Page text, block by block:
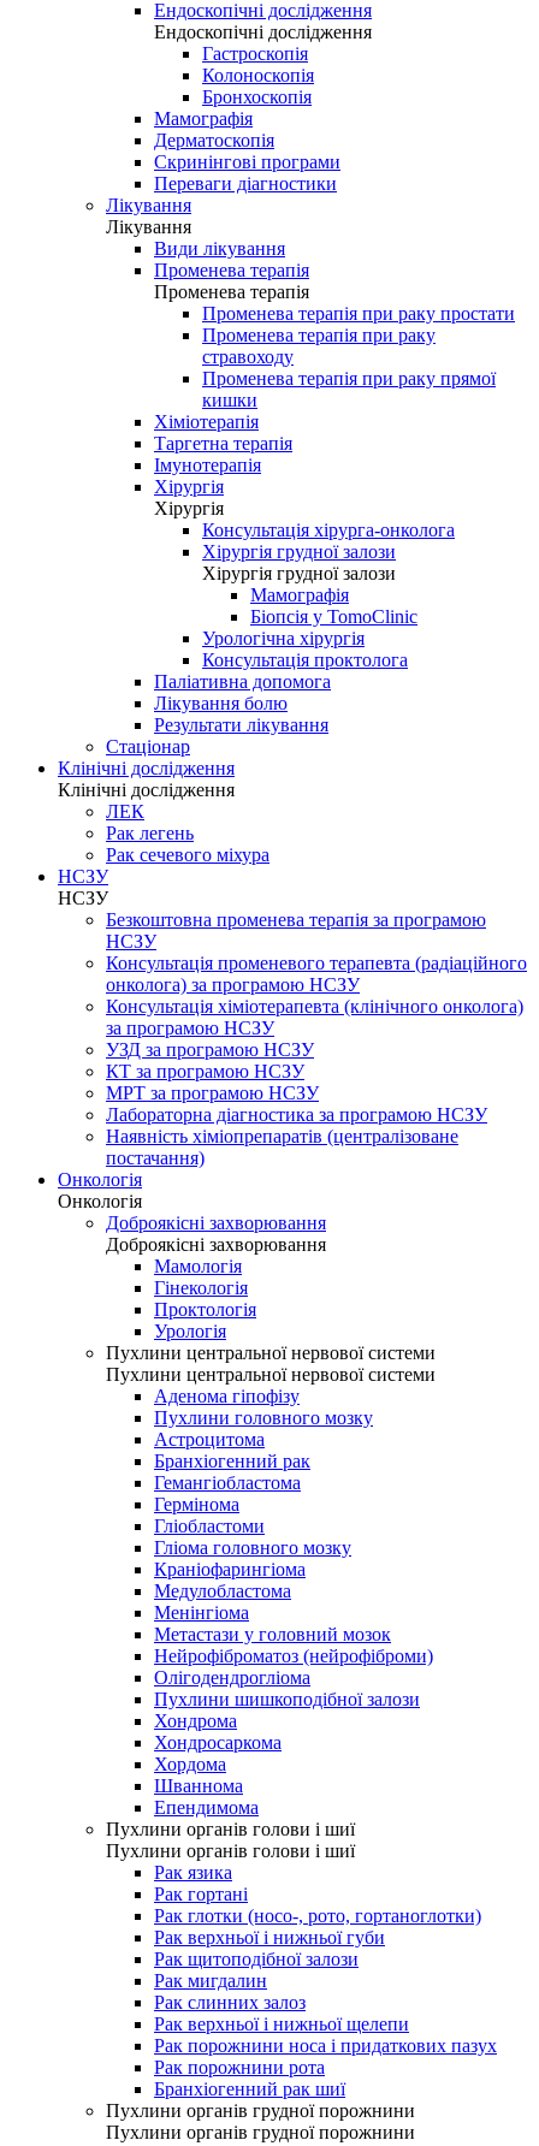
Ендоскопічні дослідження
Ендоскопічні дослідження
Гастроскопія
Колоноскопія
Бронхоскопія
Мамографія
Дерматоскопія
Скринінгові програми
Переваги діагностики
Лікування
Лікування
Види лікування
Променева терапія
Променева терапія
Променева терапія при раку простати
Променева терапія при раку
стравоходу
Променева терапія при раку прямої
кишки
Хіміотерапія
Таргетна терапія
Імунотерапія
Хірургія
Хірургія
Консультація хірурга-онколога
Хірургія грудної залози
Хірургія грудної залози
Мамографія
Біопсія у TomoClinic
Урологічна хірургія
Консультація проктолога
Паліативна допомога
Лікування болю
Результати лікування
Стаціонар
Клінічні дослідження
Клінічні дослідження
ЛЕК
Рак легень
Рак сечевого міхура
НСЗУ
НСЗУ
Безкоштовна променева терапія за програмою
НСЗУ
Консультація променевого терапевта (радіаційного
онколога) за програмою НСЗУ
Консультація хіміотерапевта (клінічного онколога)
за програмою НСЗУ
УЗД за програмою НСЗУ
КТ за програмою НСЗУ
МРТ за програмою НСЗУ
Лабораторна діагностика за програмою НСЗУ
Наявність хіміопрепаратів (централізоване
постачання)
Онкологія
Онкологія
Доброякісні захворювання
Доброякісні захворювання
Мамологія
Гінекологія
Проктологія
Урологія
Пухлини центральної нервової системи
Пухлини центральної нервової системи
Аденома гіпофізу
Пухлини головного мозку
Астроцитома
Бранхіогенний рак
Гемангіобластома
Гермінома
Гліобластоми
Гліома головного мозку
Краніофарингіома
Медулобластома
Менінгіома
Метастази у головний мозок
Нейрофіброматоз (нейрофіброми)
Олігодендрогліома
Пухлини шишкоподібної залози
Хондрома
Хондросаркома
Хордома
Шваннома
Епендимома
Пухлини органів голови і шиї
Пухлини органів голови і шиї
Рак язика
Рак гортані
Рак глотки (носо-, рото, гортаноглотки)
Рак верхньої і нижньої губи
Рак щитоподібної залози
Рак мигдалин
Рак слинних залоз
Рак верхньої і нижньої щелепи
Рак порожнини носа і придаткових пазух
Рак порожнини рота
Бранхіогенний рак шиї
Пухлини органів грудної порожнини
Пухлини органів грудної порожнини